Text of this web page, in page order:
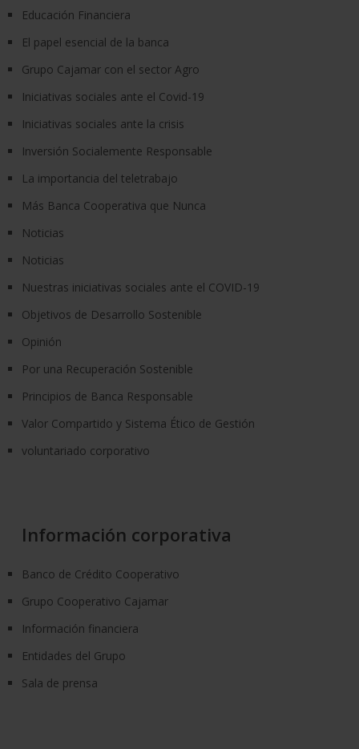
Educación Financiera
El papel esencial de la banca
Grupo Cajamar con el sector Agro
Iniciativas sociales ante el Covid-19
Iniciativas sociales ante la crisis
Inversión Socialemente Responsable
La importancia del teletrabajo
Más Banca Cooperativa que Nunca
Noticias
Noticias
Nuestras iniciativas sociales ante el COVID-19
Objetivos de Desarrollo Sostenible
Opinión
Por una Recuperación Sostenible
Principios de Banca Responsable
Valor Compartido y Sistema Ético de Gestión
voluntariado corporativo
Información corporativa
Banco de Crédito Cooperativo
Grupo Cooperativo Cajamar
Información financiera
Entidades del Grupo
Sala de prensa